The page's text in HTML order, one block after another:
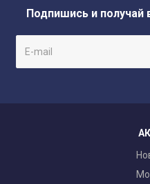
Подпишись и